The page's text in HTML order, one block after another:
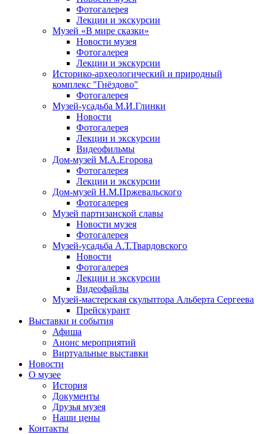
Фотогалерея
Лекции и экскурсии
Музей «В мире сказки»
Новости музея
Фотогалерея
Лекции и экскурсии
Историко-археологический и природный
комплекс "Гнёздово"
Фотогалерея
Музей-усадьба М.И.Глинки
Новости
Фотогалерея
Лекции и экскурсии
Видеофильмы
Дом-музей М.А.Егорова
Фотогалерея
Лекции и экскурсии
Дом-музей Н.М.Пржевальского
Фотогалерея
Музей партизанской славы
Новости музея
Фотогалерея
Музей-усадьба А.Т.Твардовского
Новости
Фотогалерея
Лекции и экскурсии
Видеофайлы
Музей-мастерская скульптора Альберта Сергеева
Прейскурант
Выставки и события
Афиша
Анонс мероприятий
Виртуальные выставки
Новости
О музее
История
Документы
Друзья музея
Наши цены
Контакты